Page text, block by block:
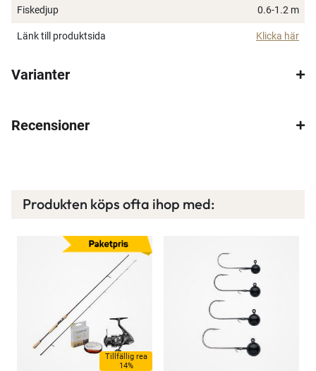
Fiskedjup 0.6-1.2 m
Länk till produktsida Klicka här
Varianter
Recensioner
Produkten köps ofta ihop med:
Tillfällig rea
14%